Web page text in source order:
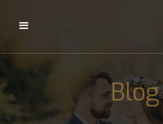
Blog